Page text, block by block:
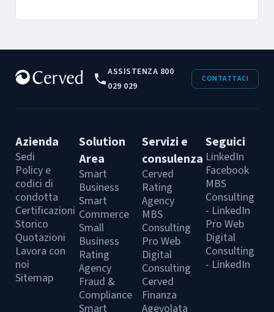
ASSISTENZA 800
029 029
CONTATTACI
Azienda
Sedi
Policy e
codici di
condotta
Certificazioni
Storico
Quotazioni
Lavora con
noi
Sitemap
Solution
Area
Smart
Business
Smart
Commerce
Small
Business
Rating
Agency
Fraud &
Compliance
Smart
Servizi e
consulenza
Cerved
Rating
Agency
MBS
Consulting
Pro Web
Digital
Consulting
Cerved
Finanza
Agevolata
Seguici
LinkedIn
Facebook
MBS
Consulting
- LinkedIn
Pro Web
Digital
Consulting
- LinkedIn